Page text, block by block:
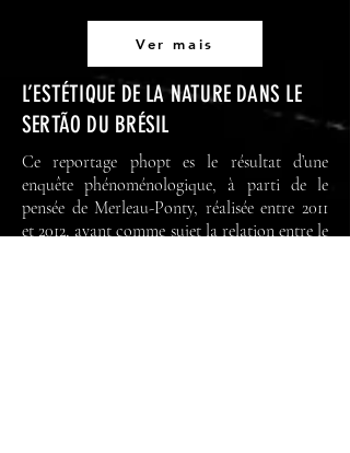
Ver mais
L’ESTÉTIQUE DE LA NATURE DANS LE
SERTÃO DU BRÉSIL
Ce reportage phopt es le résultat d’une
enquête phénoménologique, à parti de le
pensée de Merleau-Ponty, réalisée entre 2011
et 2012, ayant comme sujet la relation entre le